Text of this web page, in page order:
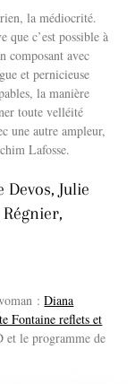
la médiocrité.
que c’est possible à
composant avec
et pernicieuse
la manière
toute velléité
une autre ampleur,
Lafosse.
Devos, Julie
:Diana
Fontaine reflets et
et le programme de